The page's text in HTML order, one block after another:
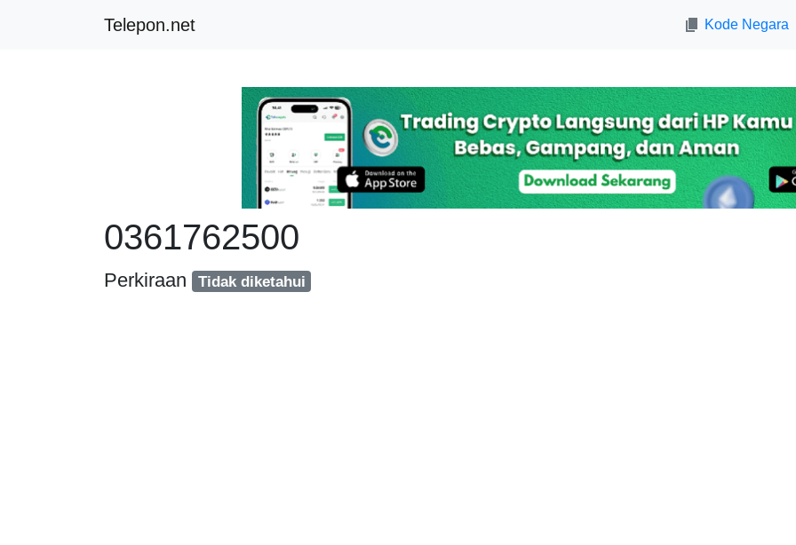
Telepon.net Kode Negara
0361762500
Perkiraan Tidak diketahui